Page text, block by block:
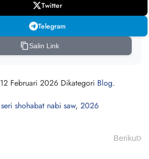
Twitter
Telegram
Salin Link
12 Februari 2026 Dikategori Blog.
seri shohabat nabi saw, 2026
Berikut